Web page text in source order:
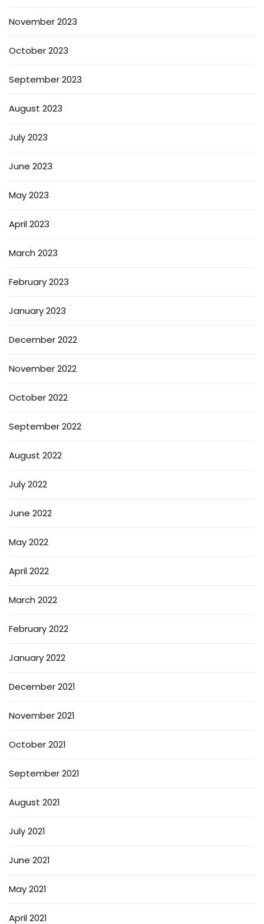
November 2023
October 2023
September 2023
August 2023
July 2023
June 2023
May 2023
April 2023
March 2023
February 2023
January 2023
December 2022
November 2022
October 2022
September 2022
August 2022
July 2022
June 2022
May 2022
April 2022
March 2022
February 2022
January 2022
December 2021
November 2021
October 2021
September 2021
August 2021
July 2021
June 2021
May 2021
April 2021